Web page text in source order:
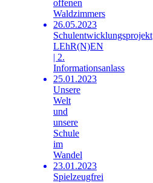
offenen
Waldzimmers
26.05.2023
Schulentwicklungsprojekt
LEhR(N)EN
| 2.
Informationsanlass
25.01.2023
Unsere
Welt
und
unsere
Schule
im
Wandel
23.01.2023
Spielzeugfrei